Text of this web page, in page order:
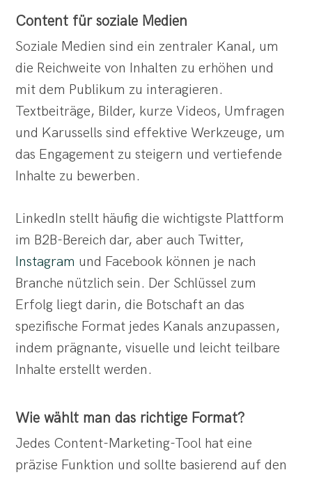
Content für soziale Medien
Soziale Medien sind ein zentraler Kanal, um
die Reichweite von Inhalten zu erhöhen und
mit dem Publikum zu interagieren.
Textbeiträge, Bilder, kurze Videos, Umfragen
und Karussells sind effektive Werkzeuge, um
das Engagement zu steigern und vertiefende
Inhalte zu bewerben.
LinkedIn stellt häufig die wichtigste Plattform
im B2B-Bereich dar, aber auch Twitter,
Instagram und Facebook können je nach
Branche nützlich sein. Der Schlüssel zum
Erfolg liegt darin, die Botschaft an das
spezifische Format jedes Kanals anzupassen,
indem prägnante, visuelle und leicht teilbare
Inhalte erstellt werden.
Wie wählt man das richtige Format?
Jedes Content-Marketing-Tool hat eine
präzise Funktion und sollte basierend auf den